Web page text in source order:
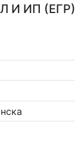
И ИП (ЕГР)